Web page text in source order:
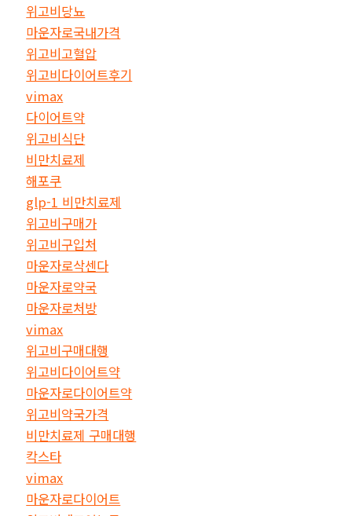
위고비당뇨
마운자로국내가격
위고비고혈압
위고비다이어트후기
vimax
다이어트약
위고비식단
비만치료제
해포쿠
glp-1 비만치료제
위고비구매가
위고비구입처
마운자로삭센다
마운자로약국
마운자로처방
vimax
위고비구매대행
위고비다이어트약
마운자로다이어트약
위고비약국가격
비만치료제 구매대행
칵스타
vimax
마운자로다이어트